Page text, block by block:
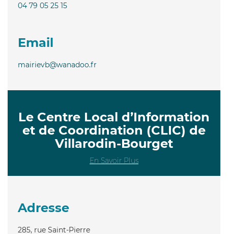
04 79 05 25 15
Email
mairievb@wanadoo.fr
Le Centre Local d’Information
et de Coordination (CLIC) de
Villarodin-Bourget
En Savoir Plus
Adresse
285, rue Saint-Pierre